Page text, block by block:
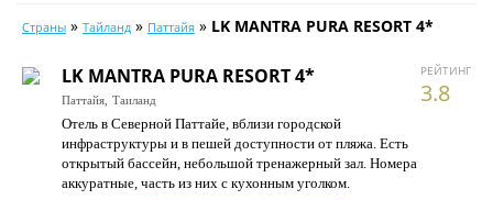
Календарь туров
Цены дня
Страны
Как купить
Страны » Тайланд » Паттайя » LK MANTRA PURA RESORT 4*
РЕЙТИНГ
3.8
LK MANTRA PURA RESORT 4*
Паттайя, Таиланд
Отель в Северной Паттайе, вблизи городской
инфраструктуры и в пешей доступности от пляжа. Есть
открытый бассейн, небольшой тренажерный зал. Номера
аккуратные, часть из них с кухонным уголком.